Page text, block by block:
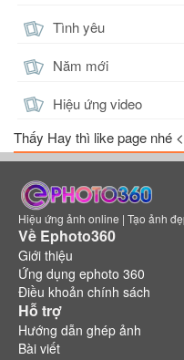
Tình yêu
Năm mới
Hiệu ứng video
Thấy Hay thì like page nhé
Hiệu ứng ảnh online | Tạo ảnh
Về Ephoto360
Giới thiệu
Ứng dụng ephoto 360
Điều khoản chính sách
Hỗ trợ
Hướng dẫn ghép ảnh
Bài viết